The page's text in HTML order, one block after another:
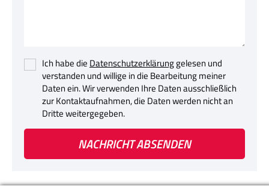
Ich habe die Datenschutzerklärunggelesen und
verstanden und willige in die Bearbeitung meiner
Daten ein. Wir verwenden Ihre Daten ausschließlich
zur Kontaktaufnahmen, die Daten werden nicht an
Dritte weitergegeben.